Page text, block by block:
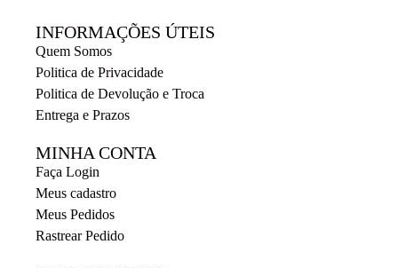
INFORMAÇÕES ÚTEIS
Quem Somos
Politica de Privacidade
Politica de Devolução e Troca
Entrega e Prazos
MINHA CONTA
Faça Login
Meus cadastro
Meus Pedidos
Rastrear Pedido